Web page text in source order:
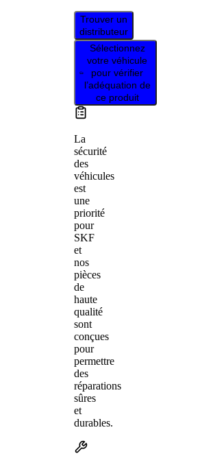
Trouver un
distributeur
Sélectionnez
votre véhicule
pour vérifier
l’adéquation de
ce produit
La
sécurité
des
véhicules
est
une
priorité
pour
SKF
et
nos
pièces
de
haute
qualité
sont
conçues
pour
permettre
des
réparations
sûres
et
durables.